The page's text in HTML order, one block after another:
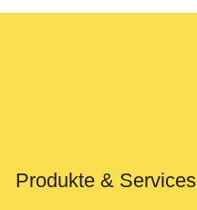
Produkte & Services